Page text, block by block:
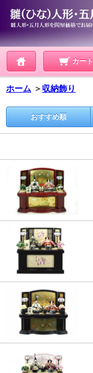
カート
ホーム ＞ 収納飾り
おすすめ順